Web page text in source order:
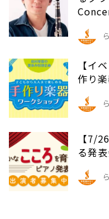
【イ
作り
【7/
る発